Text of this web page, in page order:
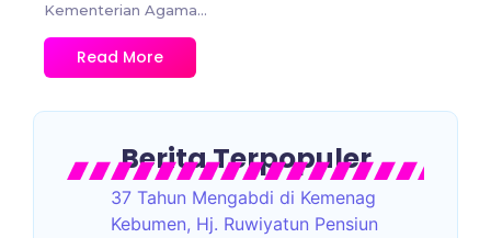
Kementerian Agama...
Read More
Berita Terpopuler
37 Tahun Mengabdi di Kemenag
Kebumen, Hj. Ruwiyatun Pensiun